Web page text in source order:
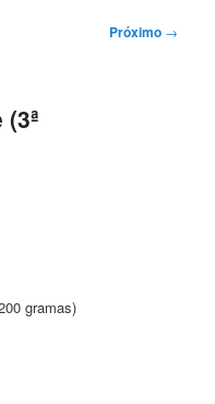
Próximo →
gramas)